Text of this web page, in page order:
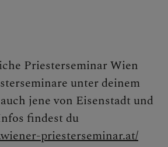
Priesterseminar Wien
unter deinem
jene von Eisenstadt und
findest du
priesterseminar.at/